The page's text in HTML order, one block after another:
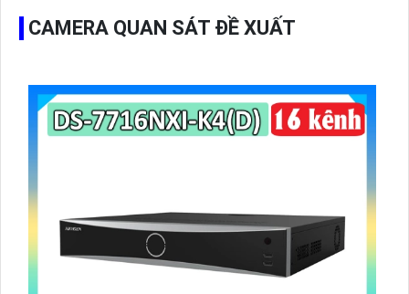
tích hợp trên kỹ thuật IP, cho phép truyền tải hình ảnh qua
mạng màu sắc sáng đẹp 4.0 MP. Đặc biệt, nó còn có tính
sát.
CAMERA QUAN SÁT ĐỀ XUẤT